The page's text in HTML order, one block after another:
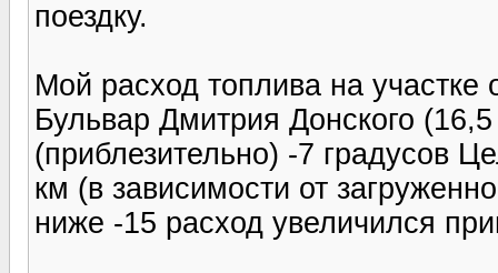
поездку.
Мой расход топлива на участке
Бульвар Дмитрия Донского
(приблезительно) -7 градусов
км (в зависимости от
ниже -15 расход увеличился